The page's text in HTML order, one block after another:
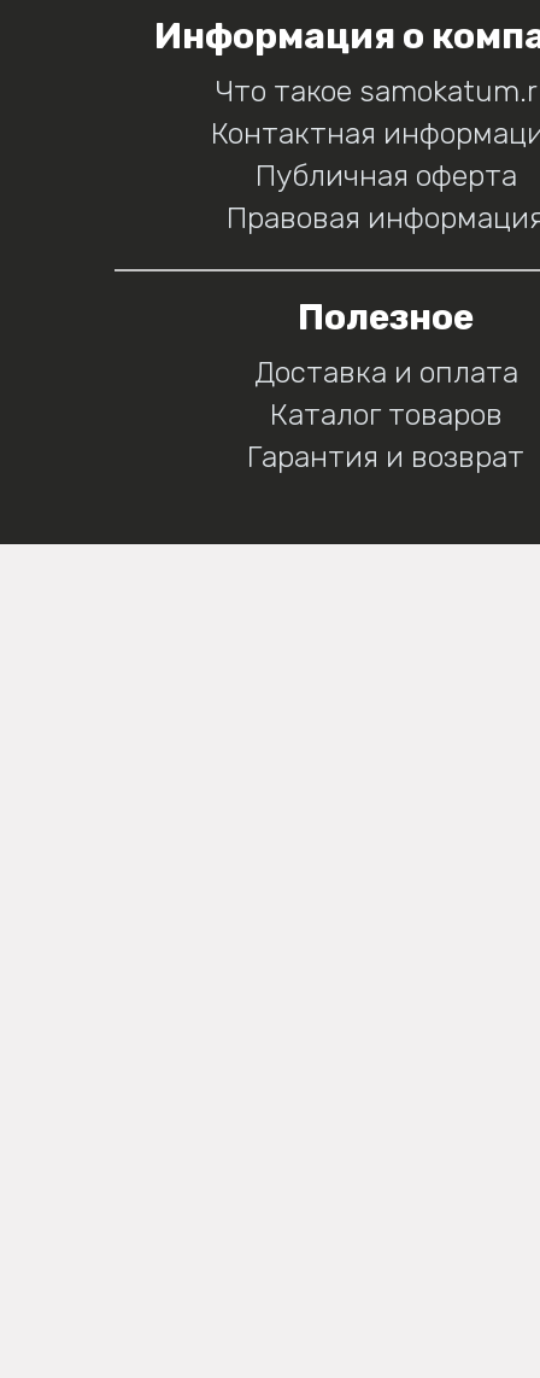
Информация о
Что такое
Контактная
Публичная оферта
Правовая
Полезное
Доставка и оплата
Каталог товаров
Гарантия и возврат